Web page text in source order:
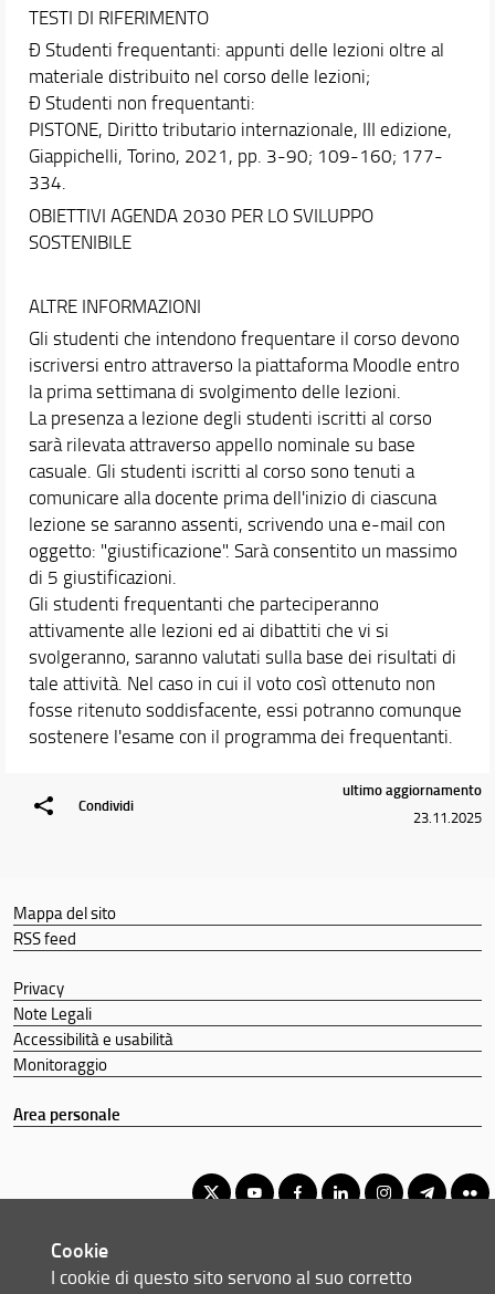
TESTI DI RIFERIMENTO
Ð Studenti frequentanti: appunti delle lezioni oltre al
materiale distribuito nel corso delle lezioni;
Ð Studenti non frequentanti:
PISTONE, Diritto tributario internazionale, III edizione,
Giappichelli, Torino, 2021, pp. 3-90; 109-160; 177-
334.
OBIETTIVI AGENDA 2030 PER LO SVILUPPO
SOSTENIBILE
ALTRE INFORMAZIONI
Gli studenti che intendono frequentare il corso devono
iscriversi entro attraverso la piattaforma Moodle entro
la prima settimana di svolgimento delle lezioni.
La presenza a lezione degli studenti iscritti al corso
sarà rilevata attraverso appello nominale su base
casuale. Gli studenti iscritti al corso sono tenuti a
comunicare alla docente prima dell'inizio di ciascuna
lezione se saranno assenti, scrivendo una e-mail con
oggetto: "giustificazione". Sarà consentito un massimo
di 5 giustificazioni.
Gli studenti frequentanti che parteciperanno
attivamente alle lezioni ed ai dibattiti che vi si
svolgeranno, saranno valutati sulla base dei risultati di
tale attività. Nel caso in cui il voto così ottenuto non
fosse ritenuto soddisfacente, essi potranno comunque
sostenere l'esame con il programma dei frequentanti.
Condividi
ultimo aggiornamento
23.11.2025
Mappa del sito
RSS feed
Privacy
Note Legali
Accessibilità e usabilità
Monitoraggio
Area personale
Corso di Laurea Magistrale a Ciclo Unico in Giurisprudenza
© Copyright 2012-2026 Università degli Studi di Firenze UNIFI
Cookie
I cookie di questo sito servono al suo corretto